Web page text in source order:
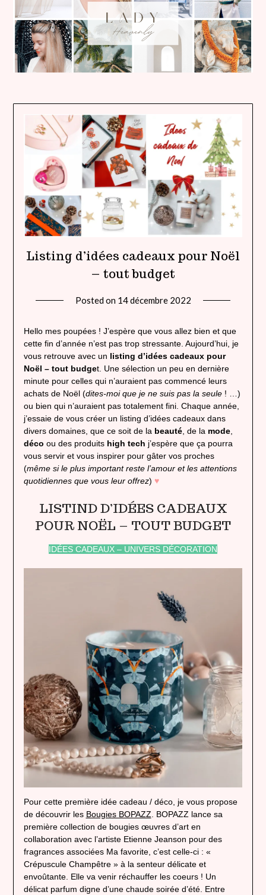
Listing d’idées cadeaux pour Noël
– tout budget
Posted on 14 décembre 2022
heavenly
Hello mes poupées ! J’espère que vous allez bien et que
cette fin d’année n’est pas trop stressante. Aujourd’hui, je
vous retrouve avec un listing d’idées cadeaux pour
Noël – tout budget. Une sélection un peu en dernière
minute pour celles qui n’auraient pas commencé leurs
achats de Noël (dites-moi que je ne suis pas la seule! …)
ou bien qui n’auraient pas totalement fini. Chaque année,
j’essaie de vous créer un listing d’idées cadeaux dans
divers domaines, que ce soit de la beauté, de la mode,
déco ou des produits high tech j’espère que ça pourra
vous servir et vous inspirer pour gâter vos proches
(même si le plus important reste l’amour et les attentions
quotidiennes que vous leur offrez) ♥
LISTIND D’IDÉES CADEAUX
POUR NOËL – TOUT BUDGET
IDÉES CADEAUX – UNIVERS DÉCORATION
Pour cette première idée cadeau / déco, je vous propose
de découvrir les Bougies BOPAZZ . BOPAZZ lance sa
première collection de bougies œuvres d’art en
collaboration avec l’artiste Etienne Jeanson pour des
fragrances associées Ma favorite, c’est celle-ci : «
Crépuscule Champêtre » à la senteur délicate et
envoûtante. Elle va venir réchauffer les coeurs ! Un
délicat parfum digne d’une chaude soirée d’été. Entre